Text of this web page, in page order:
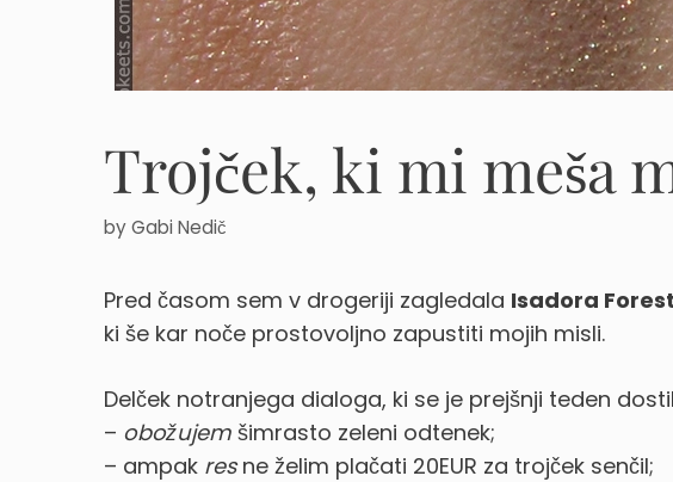
Trojček, ki mi meša
byGabi Nedič
Pred časom sem v drogeriji zagledala Isadora Forest
ki še kar noče prostovoljno zapustiti mojih misli.
Delček notranjega dialoga, ki se je prejšnji teden
– obožujem šimrasto zeleni odtenek;
– ampak resne želim plačati 20EUR za trojček senčil;